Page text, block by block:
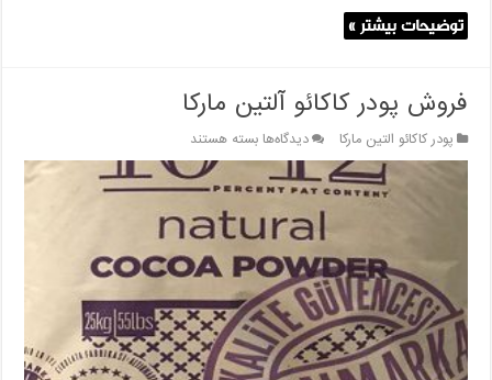
توضیحات بیشتر »
فروش پودر کاکائو آلتین مارکا
پودر کاکائو التین مارکا دیدگاه‌هابرای
فروش
کاکائو
آلتین
مارکا
بسته هستند